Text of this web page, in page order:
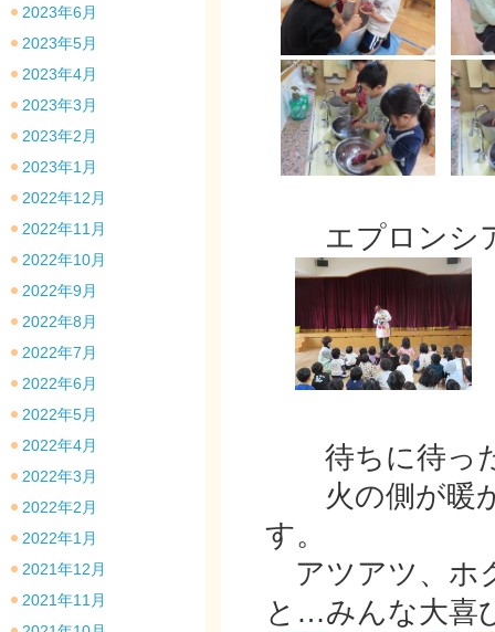
エプロンシ
待ちに待っ
火の側が暖か
す。
アツアツ、ホ
と…みんな大喜
2023年6月
2023年5月
2023年4月
2023年3月
2023年2月
2023年1月
2022年12月
2022年11月
2022年10月
2022年9月
2022年8月
2022年7月
2022年6月
2022年5月
2022年4月
2022年3月
2022年2月
2022年1月
2021年12月
2021年11月